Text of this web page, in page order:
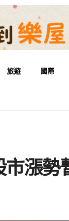
旅遊 國際
市漲勢